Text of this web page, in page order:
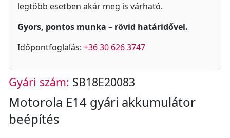
legtöbb esetben akár meg is várható.
Gyors, pontos munka – rövid határidővel.
Időpontfoglalás: +36 30 626 3747
Gyári szám: SB18E20083
Motorola E14 gyári akkumulátor
beépítés